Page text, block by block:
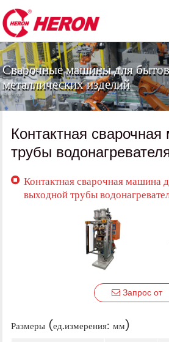
Сварочные машины для
металлических изделий
Контактная
трубы
Контактная сварочная машина
выходной трубы
Запрос от
Размеры (ед.измерения: мм)